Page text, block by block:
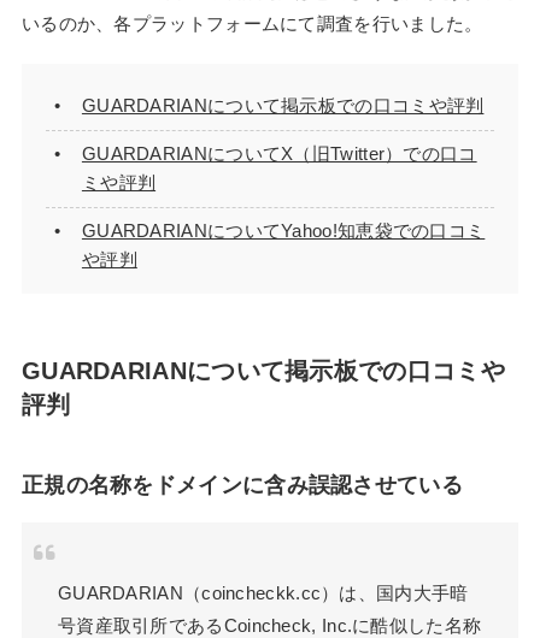
いるのか、各プラットフォームにて調査を行いました。
GUARDARIANについて掲示板での口コミや評判
GUARDARIANについてX（旧Twitter）での口コ
ミや評判
GUARDARIANについてYahoo!知恵袋での口コミ
や評判
GUARDARIANについて掲示板での口コミや
評判
正規の名称をドメインに含み誤認させている
GUARDARIAN（coincheckk.cc）は、国内大手暗
号資産取引所であるCoincheck, Inc.に酷似した名称